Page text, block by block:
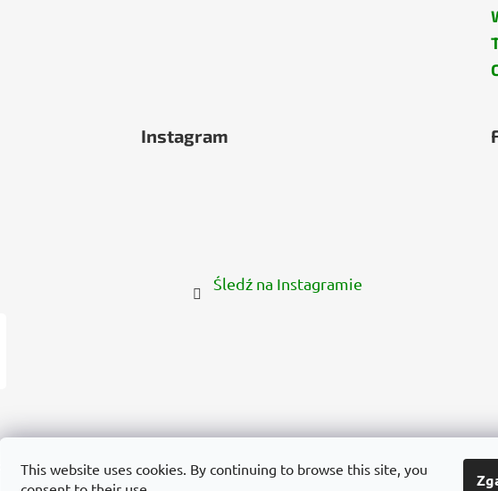
This website uses cookies. By continuing to browse this site, you
Instagram
Śledź na Instagramie
Slovensko Magyarország Deutschland France Italia Polska Россия España România